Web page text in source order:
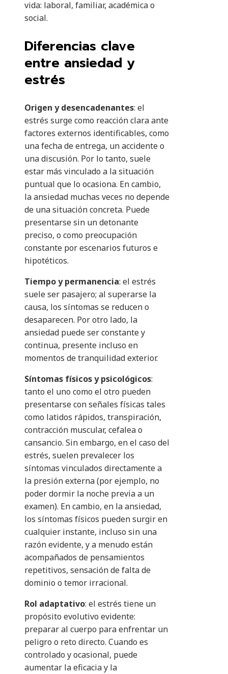
vida: laboral, familiar, académica o
social.
Diferencias clave
entre ansiedad y
estrés
Origen y desencadenantes: el
estrés surge como reacción clara ante
factores externos identificables, como
una fecha de entrega, un accidente o
una discusión. Por lo tanto, suele
estar más vinculado a la situación
puntual que lo ocasiona. En cambio,
la ansiedad muchas veces no depende
de una situación concreta. Puede
presentarse sin un detonante
preciso, o como preocupación
constante por escenarios futuros e
hipotéticos.
Tiempo y permanencia: el estrés
suele ser pasajero; al superarse la
causa, los síntomas se reducen o
desaparecen. Por otro lado, la
ansiedad puede ser constante y
continua, presente incluso en
momentos de tranquilidad exterior.
Síntomas físicos y psicológicos:
tanto el uno como el otro pueden
presentarse con señales físicas tales
como latidos rápidos, transpiración,
contracción muscular, cefalea o
cansancio. Sin embargo, en el caso del
estrés, suelen prevalecer los
síntomas vinculados directamente a
la presión externa (por ejemplo, no
poder dormir la noche previa a un
examen). En cambio, en la ansiedad,
los síntomas físicos pueden surgir en
cualquier instante, incluso sin una
razón evidente, y a menudo están
acompañados de pensamientos
repetitivos, sensación de falta de
dominio o temor irracional.
Rol adaptativo: el estrés tiene un
propósito evolutivo evidente:
preparar al cuerpo para enfrentar un
peligro o reto directo. Cuando es
controlado y ocasional, puede
aumentar la eficacia y la